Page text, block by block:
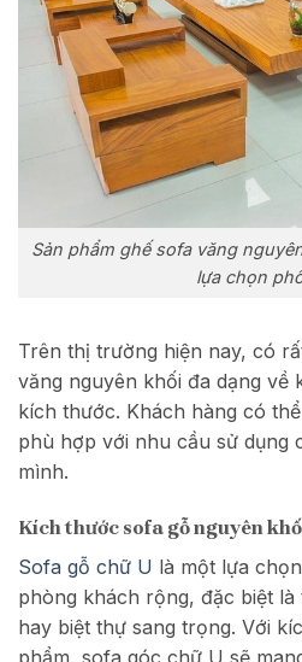
Sản phẩm ghế sofa văng
lựa chọn
Trên thị trường hiện nay, có
văng nguyên khối đa dạng về
kích thước. Khách hàng có
phù hợp với nhu cầu sử dụng
mình.
Kích thước sofa gỗ nguyên
Sofa gỗ chữ U là một lựa
phòng khách rộng, đặc biệt
hay biệt thự sang trọng. Với
phẩm, sofa góc chữ U sẽ